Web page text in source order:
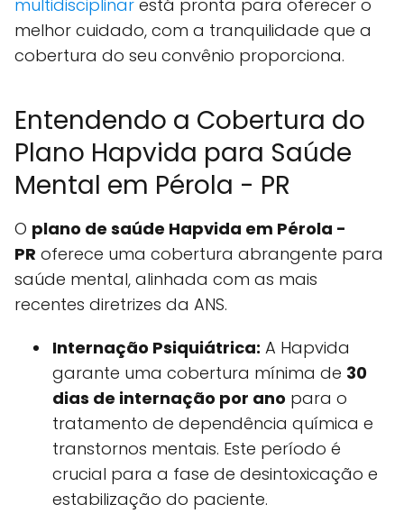
multidisciplinar está pronta para oferecer o
melhor cuidado, com a tranquilidade que a
cobertura do seu convênio proporciona.
Entendendo a Cobertura do
Plano Hapvida para Saúde
Mental em Pérola - PR
O plano de saúde Hapvida em Pérola -
PR oferece uma cobertura abrangente para
saúde mental, alinhada com as mais
recentes diretrizes da ANS.
Internação Psiquiátrica: A Hapvida
garante uma cobertura mínima de 30
dias de internação por ano para o
tratamento de dependência química e
transtornos mentais. Este período é
crucial para a fase de desintoxicação e
estabilização do paciente.